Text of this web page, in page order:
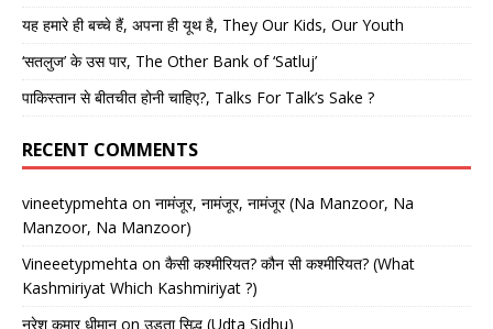
यह हमारे ही बच्चे हैं, अपना ही यूथ है, They Our Kids, Our Youth
‘सतलुज’ के उस पार, The Other Bank of ‘Satluj’
पाकिस्तान से बीतचीत होनी चाहिए?, Talks For Talk’s Sake ?
RECENT COMMENTS
vineetypmehta on नामंजूर, नामंजूर, नामंजूर (Na Manzoor, Na
Manzoor, Na Manzoor)
Vineeetypmehta on कैसी कश्मीरियत? कौन सी कश्मीरियत? (What
Kashmiriyat Which Kashmiriyat ?)
नरेश कुमार धीमान on उड़ता सिद्धू (Udta Sidhu)